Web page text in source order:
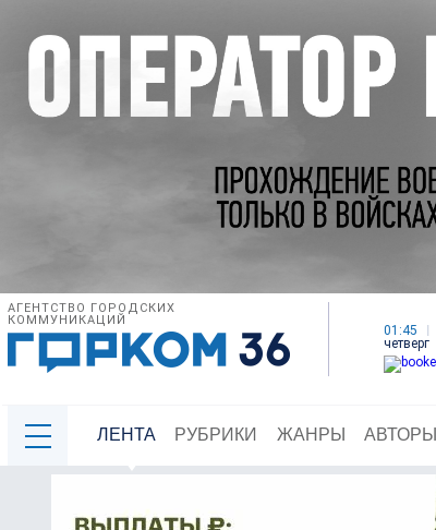
АГЕНТСТВО ГОРОДСКИХ
КОММУНИКАЦИЙ
01:45
четверг
ЛЕНТА РУБРИКИ ЖАНРЫ АВТОРЫ